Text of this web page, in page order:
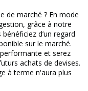
de marché ? En mode
grâce à notre
d’un regard
sur le marché.
et serez
achats de devises.
à terme n'aura plus